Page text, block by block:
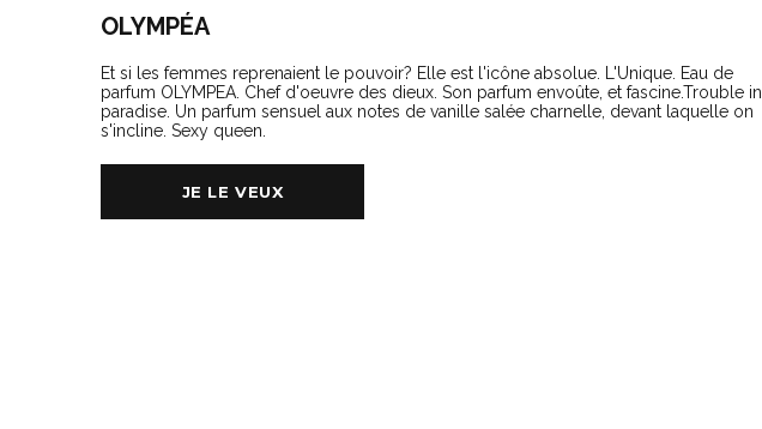
OLYMPÉA
Et si les femmes reprenaient le pouvoir? Elle est l'icône absolue. L'Unique. Eau de
parfum OLYMPEA. Chef d'oeuvre des dieux. Son parfum envoûte, et fascine.Trouble in
paradise. Un parfum sensuel aux notes de vanille salée charnelle, devant laquelle on
s'incline. Sexy queen.
JE LE VEUX